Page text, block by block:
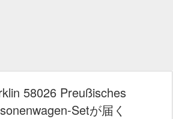
58026 Preußisches
Setが届く